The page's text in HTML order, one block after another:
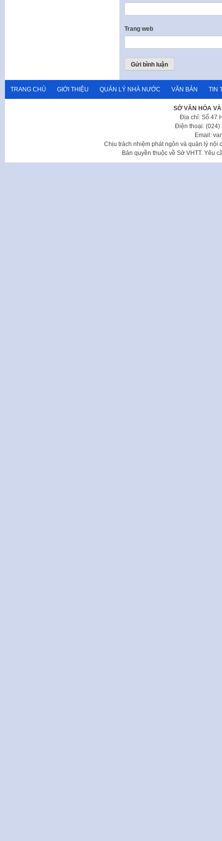
Trang web
TRANG CHỦ GIỚI THIỆU QUẢN LÝ NHÀ NƯỚC VĂN BẢN TIN
SỞ VĂN HÓA
Địa chỉ: Số 47
Điện thoại: (024)
Email:
Chịu trách nhiệm phát ngôn và quản lý nội
Bản quyền thuộc về Sở VHTT. Yêu